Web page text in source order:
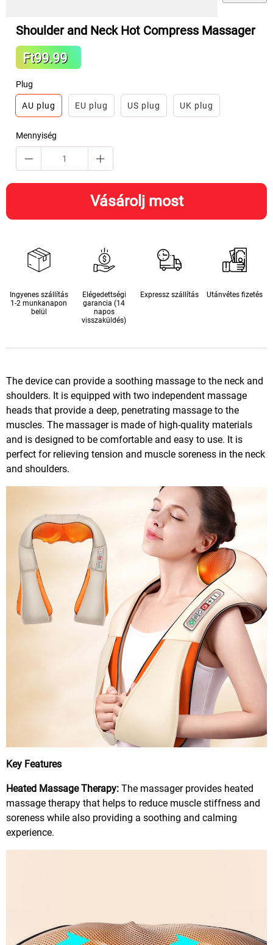
Shoulder and Neck Hot Compress Massager
Sale
price
Ft99.99
price
Plug
AU plug EU plug US plug UK plug
Mennyiség
Vásárolj most
Ingyenes szállítás
1-2 munkanapon
belül
Elégedettségi
garancia (14
napos
visszaküldés)
Expressz szállítás Utánvétes fizetés
The device can provide a soothing massage to the neck and
shoulders. It is equipped with two independent massage
heads that provide a deep, penetrating massage to the
muscles. The massager is made of high-quality materials
and is designed to be comfortable and easy to use. It is
perfect for relieving tension and muscle soreness in the neck
and shoulders.
Key Features
Heated Massage Therapy: The massager provides heated
massage therapy that helps to reduce muscle stiffness and
soreness while also providing a soothing and calming
experience.